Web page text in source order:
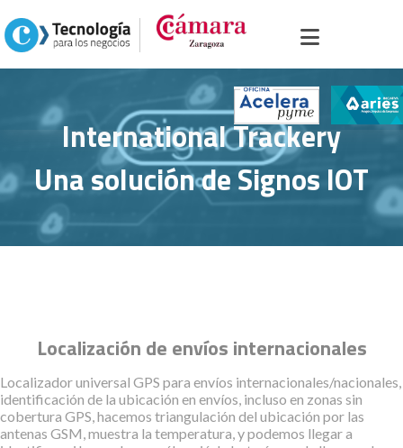
> Portal sector servicios Sectores
International Trackery
Una solución de Signos IOT
Localización de envíos internacionales
Localizador universal GPS para envíos internacionales/nacionales,
identificación de la ubicación en envíos, incluso en zonas sin
cobertura GPS, hacemos triangulación del ubicación por las
antenas GSM, muestra la temperatura, y podemos llegar a